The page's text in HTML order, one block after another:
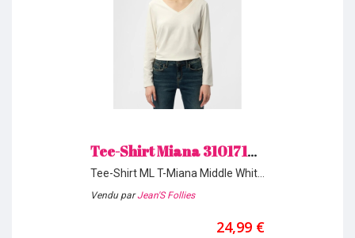
Tee-Shirt Miana 31017172 Middle White Teddy Smith H26
Tee-Shirt ML T-Miana Middle White
219
Vendu parJean'S Follies
24,99 €